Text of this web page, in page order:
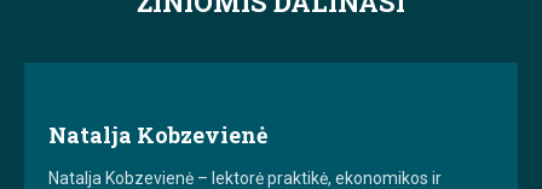
Natalja Kobzevienė
Natalja Kobzevienė – lektorė praktikė, ekonomikos ir